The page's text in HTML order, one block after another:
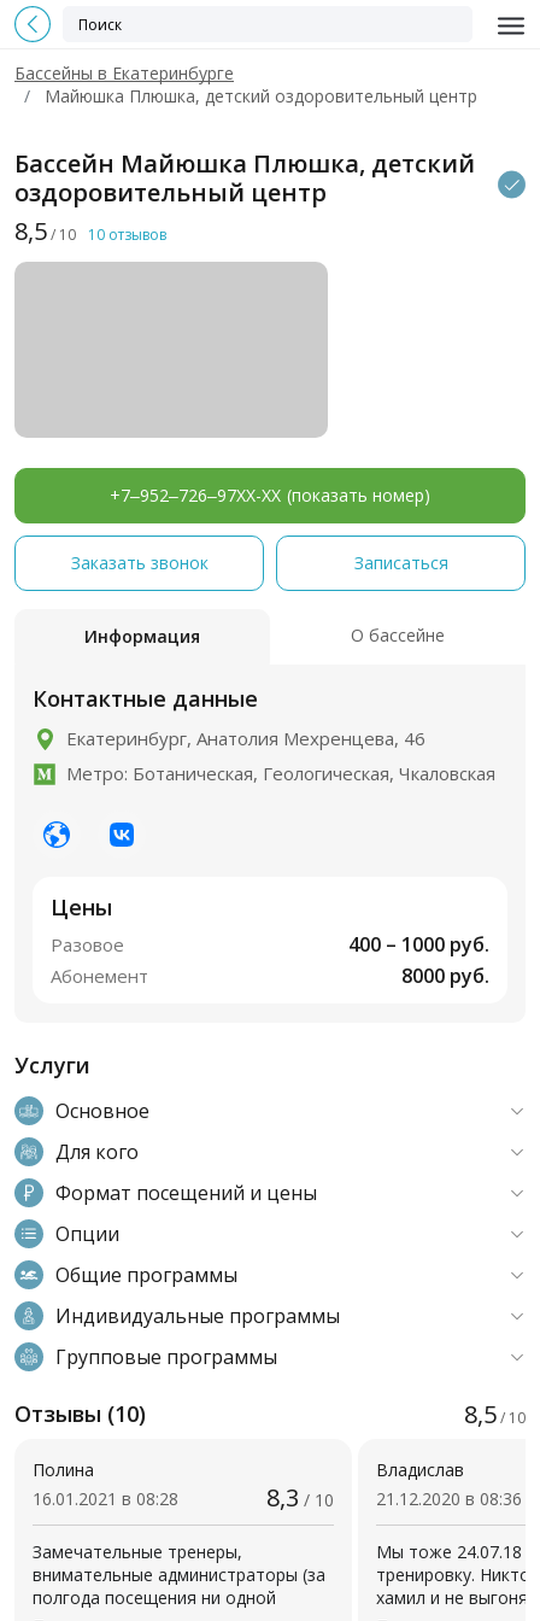
Бассейны в Екатеринбурге
Майюшка Плюшка, детский оздоровительный центр
Бассейн Майюшка Плюшка, детский
оздоровительный центр
8,5/ 10 10 отзывов
+7‒952‒726‒97XX-XX (показать номер)
Заказать звонок Записаться
Информация О бассейне
Контактные данные
Екатеринбург, Анатолия Мехренцева, 46
Метро: Ботаническая, Геологическая, Чкаловская
Цены
Разовое 400 – 1000 руб.
Абонемент 8000 руб.
Услуги
Основное
Для кого
Формат посещений и цены
Опции
Общие программы
Индивидуальные программы
Групповые программы
Отзывы (10) 8,5/ 10
Полина
16.01.2021 в 08:28
8,3 / 10
Замечательные тренеры,
внимательные администраторы (за
полгода посещения ни одной
Владислав
21.12.2020 в 08:36
Мы тоже 24.07.18
тренировку. Никто
хамил и не